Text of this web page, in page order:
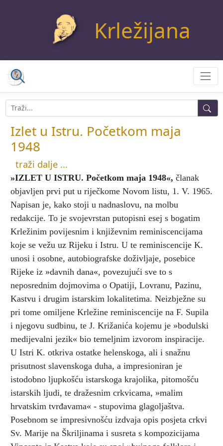
Krležijana
Izlet u Istru. Početkom maja
1948
traži dalje ...
»IZLET U ISTRU. Početkom maja 1948«, članak
objavljen prvi put u riječkome Novom listu, 1. V. 1965.
Napisan je, kako stoji u nadnaslovu, na molbu
redakcije. To je svojevrstan putopisni esej s bogatim
Krležinim povijesnim i književnim reminiscencijama
koje se vežu uz Rijeku i Istru. U te reminiscencije K.
unosi i osobne, autobiografske doživljaje, posebice
Rijeke iz »davnih dana«, povezujući sve to s
neposrednim dojmovima o Opatiji, Lovranu, Pazinu,
Kastvu i drugim istarskim lokalitetima. Neizbježne su
pri tome omiljene Krležine reminiscencije na F. Supila
i njegovu sudbinu, te J. Križanića kojemu je »bodulski
medijevalni jezik« bio temeljnim izvorom inspiracije.
U Istri K. otkriva ostatke helenskoga, ali i snažnu
prisutnost slavenskoga duha, a impresioniran je
istodobno ljupkošću istarskoga krajolika, pitomošću
istarskih ljudi, te dražesnim crkvicama, »malim
hrvatskim tvrđavama« - stupovima glagoljaštva.
Posebnom se impresivnošću izdvaja opis posjeta crkvi
Sv. Marije na Škriljinama i susreta s kompozicijama